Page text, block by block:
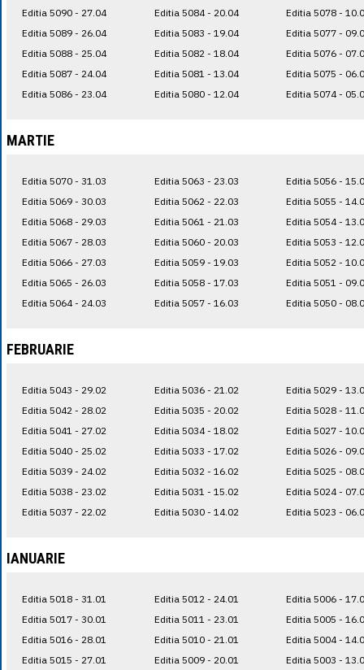
Editia 5090 - 27.04
Editia 5089 - 26.04
Editia 5088 - 25.04
Editia 5087 - 24.04
Editia 5086 - 23.04
Editia 5084 - 20.04
Editia 5083 - 19.04
Editia 5082 - 18.04
Editia 5081 - 13.04
Editia 5080 - 12.04
Editia 5078 -
Editia 5077 -
Editia 5076 -
Editia 5075 -
Editia 5074 -
MARTIE
Editia 5070 - 31.03
Editia 5069 - 30.03
Editia 5068 - 29.03
Editia 5067 - 28.03
Editia 5066 - 27.03
Editia 5065 - 26.03
Editia 5064 - 24.03
Editia 5063 - 23.03
Editia 5062 - 22.03
Editia 5061 - 21.03
Editia 5060 - 20.03
Editia 5059 - 19.03
Editia 5058 - 17.03
Editia 5057 - 16.03
Editia 5056 -
Editia 5055 -
Editia 5054 -
Editia 5053 -
Editia 5052 -
Editia 5051 -
Editia 5050 -
FEBRUARIE
Editia 5043 - 29.02
Editia 5042 - 28.02
Editia 5041 - 27.02
Editia 5040 - 25.02
Editia 5039 - 24.02
Editia 5038 - 23.02
Editia 5037 - 22.02
Editia 5036 - 21.02
Editia 5035 - 20.02
Editia 5034 - 18.02
Editia 5033 - 17.02
Editia 5032 - 16.02
Editia 5031 - 15.02
Editia 5030 - 14.02
Editia 5029 -
Editia 5028 -
Editia 5027 -
Editia 5026 -
Editia 5025 -
Editia 5024 -
Editia 5023 -
IANUARIE
Editia 5018 - 31.01
Editia 5017 - 30.01
Editia 5016 - 28.01
Editia 5015 - 27.01
Editia 5012 - 24.01
Editia 5011 - 23.01
Editia 5010 - 21.01
Editia 5009 - 20.01
Editia 5006 -
Editia 5005 -
Editia 5004 -
Editia 5003 -